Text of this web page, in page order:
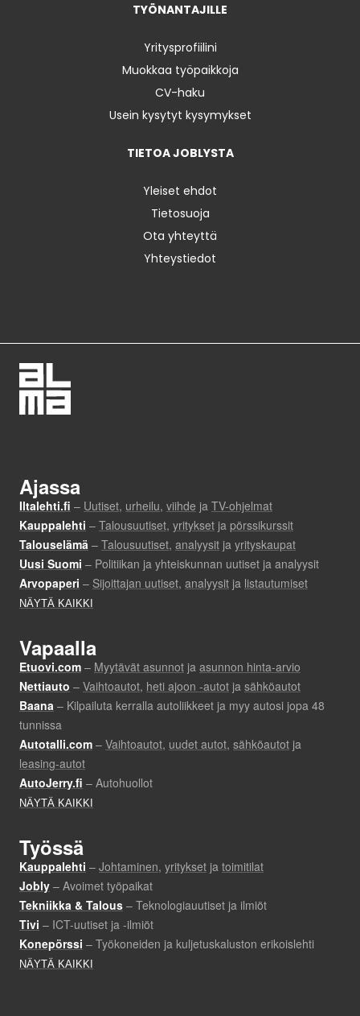
TYÖNANTAJILLE
Yritysprofiilini
Muokkaa työpaikkoja
CV-haku
Usein kysytyt kysymykset
TIETOA JOBLYSTA
Yleiset ehdot
Tietosuoja
Ota yhteyttä
Yhteystiedot